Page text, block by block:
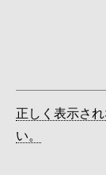
正しく表示さ
い。